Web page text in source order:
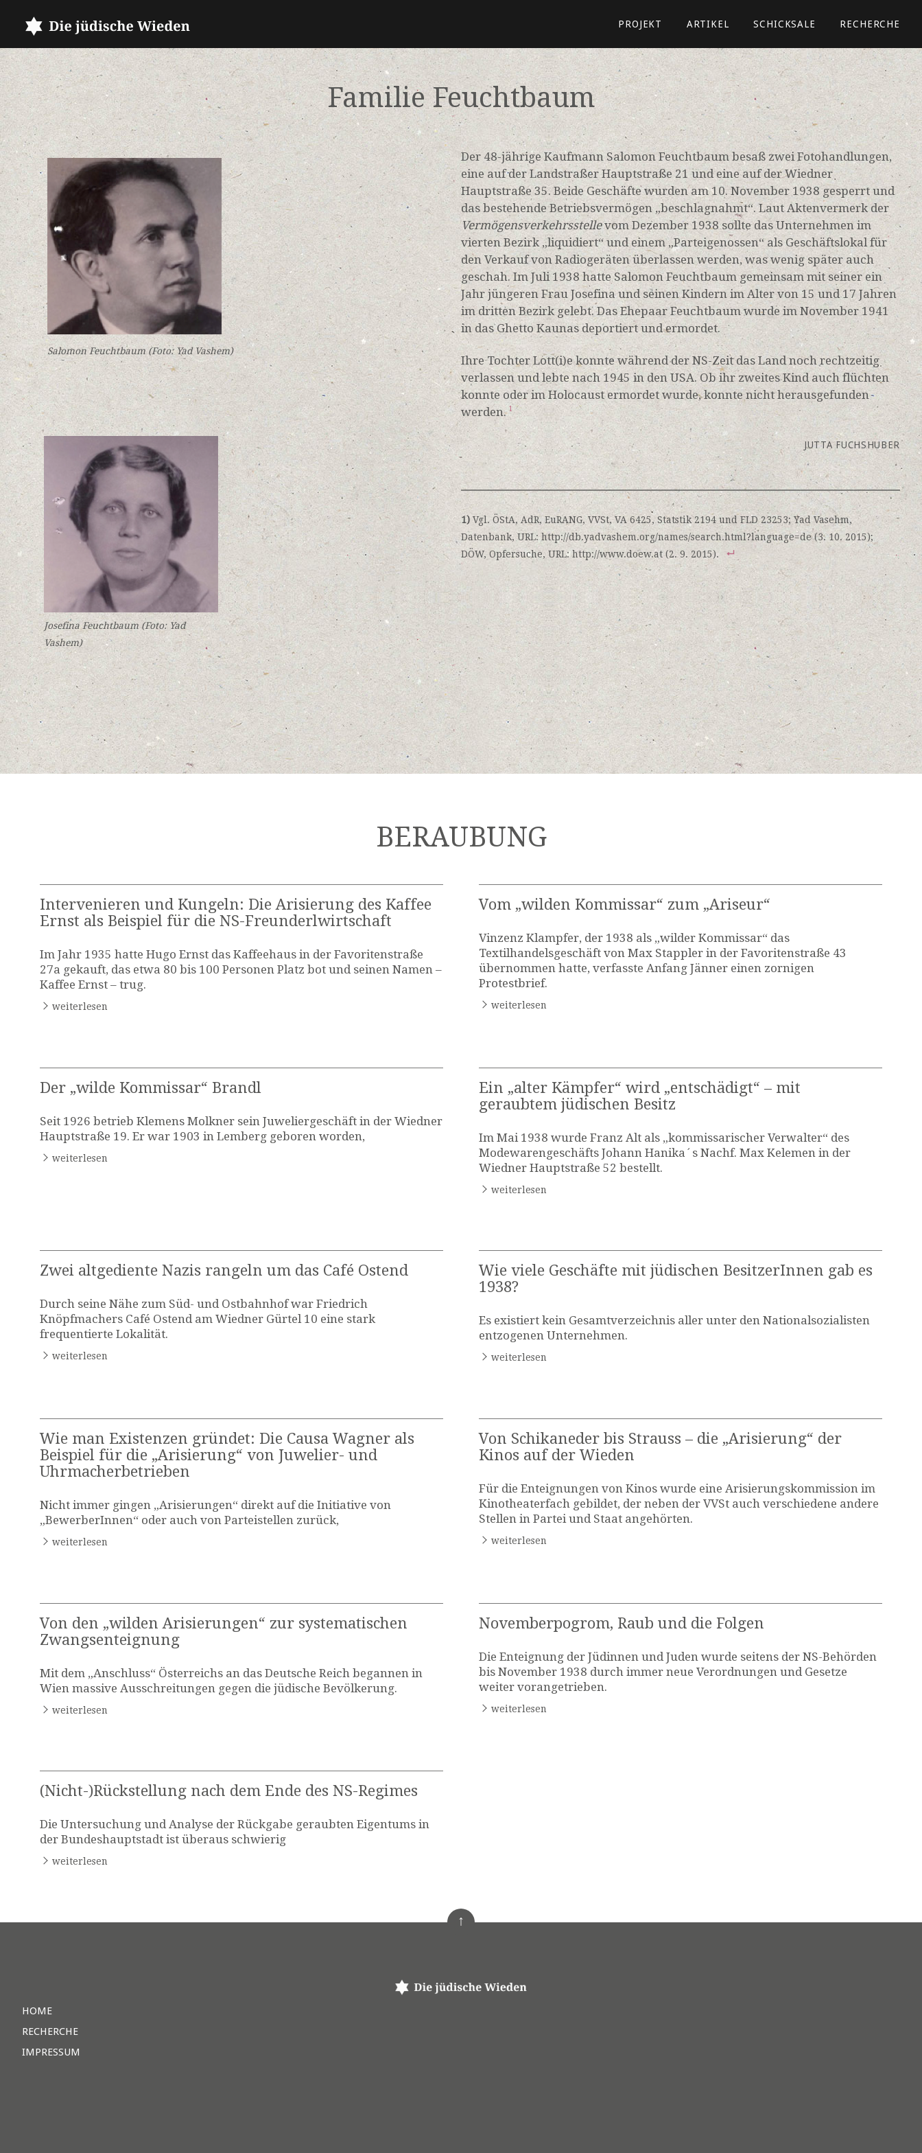
PROJEKT ARTIKEL SCHICKSALE RECHERCHE
Familie Feuchtbaum
Salomon Feuchtbaum (Foto: Yad Vashem)
Der 48-jährige Kaufmann Salomon Feuchtbaum besaß zwei Fotohandlungen,
eine auf der Landstraßer Hauptstraße 21 und eine auf der Wiedner
Hauptstraße 35.Beide Geschäfte wurden am 10. November 1938 gesperrt und
das bestehende Betriebsvermögen „beschlagnahmt“. Laut Aktenvermerk der
Vermögensverkehrsstellevom Dezember 1938 sollte das Unternehmen im
vierten Bezirk „liquidiert“ und einem „Parteigenossen“ als Geschäftslokal für
den Verkauf von Radiogeräten überlassen werden, was wenig später auch
geschah. Im Juli 1938 hatte Salomon Feuchtbaum gemeinsam mit seiner ein
Jahr jüngeren Frau Josefina und seinen Kindern im Alter von 15 und 17 Jahren
im dritten Bezirk gelebt. Das Ehepaar Feuchtbaum wurde im November 1941
in das Ghetto Kaunas deportiert und ermordet.
Ihre Tochter Lott(i)e konnte während der NS-Zeit das Land noch rechtzeitig
verlassen und lebte nach 1945 in den USA. Ob ihr zweites Kind auch flüchten
konnte oder im Holocaust ermordet wurde, konnte nicht herausgefunden
werden. 1
Josefina Feuchtbaum (Foto: Yad
Vashem)
JUTTA FUCHSHUBER
1) Vgl. ÖStA, AdR, EuRANG, VVSt, VA 6425, Statstik 2194 und FLD 23253; Yad Vasehm,
Datenbank, URL: http://db.yadvashem.org/names/search.html?language=de (3. 10. 2015);
DÖW, Opfersuche, URL: http://www.doew.at (2. 9. 2015).
BERAUBUNG
Intervenieren und Kungeln: Die Arisierung des Kaffee
Ernst als Beispiel für die NS-Freunderlwirtschaft
Im Jahr 1935 hatte Hugo Ernst das Kaffeehaus in der Favoritenstraße
27a gekauft, das etwa 80 bis 100 Personen Platz bot und seinen Namen –
Kaffee Ernst – trug.
weiterlesen
Vom „wilden Kommissar“ zum „Ariseur“
Vinzenz Klampfer, der 1938 als „wilder Kommissar“ das
Textilhandelsgeschäft von Max Stappler in der Favoritenstraße 43
übernommen hatte, verfasste Anfang Jänner einen zornigen
Protestbrief.
weiterlesen
Der „wilde Kommissar“ Brandl
Seit 1926 betrieb Klemens Molkner sein Juweliergeschäft in der Wiedner
Hauptstraße 19. Er war 1903 in Lemberg geboren worden,
weiterlesen
Ein „alter Kämpfer“ wird „entschädigt“ – mit
geraubtem jüdischen Besitz
Im Mai 1938 wurde Franz Alt als „kommissarischer Verwalter“ des
Modewarengeschäfts Johann Hanika´s Nachf. Max Kelemen in der
Wiedner Hauptstraße 52 bestellt.
weiterlesen
Zwei altgediente Nazis rangeln um das Café Ostend
Durch seine Nähe zum Süd- und Ostbahnhof war Friedrich
Knöpfmachers Café Ostend am Wiedner Gürtel 10 eine stark
frequentierte Lokalität.
weiterlesen
Wie viele Geschäfte mit jüdischen BesitzerInnen gab es
1938?
Es existiert kein Gesamtverzeichnis aller unter den Nationalsozialisten
entzogenen Unternehmen.
weiterlesen
Wie man Existenzen gründet: Die Causa Wagner als
Beispiel für die „Arisierung“ von Juwelier- und
Uhrmacherbetrieben
Nicht immer gingen „Arisierungen“ direkt auf die Initiative von
„BewerberInnen“ oder auch von Parteistellen zurück,
weiterlesen
Von Schikaneder bis Strauss – die „Arisierung“ der
Kinos auf der Wieden
Für die Enteignungen von Kinos wurde eine Arisierungskommission im
Kinotheaterfach gebildet, der neben der VVSt auch verschiedene andere
Stellen in Partei und Staat angehörten.
weiterlesen
Von den „wilden Arisierungen“ zur systematischen
Zwangsenteignung
Mit dem „Anschluss“ Österreichs an das Deutsche Reich begannen in
Wien massive Ausschreitungen gegen die jüdische Bevölkerung.
weiterlesen
Novemberpogrom, Raub und die Folgen
Die Enteignung der Jüdinnen und Juden wurde seitens der NS-Behörden
bis November 1938 durch immer neue Verordnungen und Gesetze
weiter vorangetrieben.
weiterlesen
(Nicht-)Rückstellung nach dem Ende des NS-Regimes
Die Untersuchung und Analyse der Rückgabe geraubten Eigentums in
der Bundeshauptstadt ist überaus schwierig
weiterlesen
HOME
RECHERCHE
IMPRESSUM